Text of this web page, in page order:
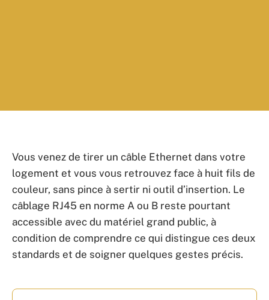
Vous venez de tirer un câble Ethernet dans votre
logement et vous vous retrouvez face à huit fils de
couleur, sans pince à sertir ni outil d’insertion. Le
câblage RJ45 en norme A ou B reste pourtant
accessible avec du matériel grand public, à
condition de comprendre ce qui distingue ces deux
standards et de soigner quelques gestes précis.